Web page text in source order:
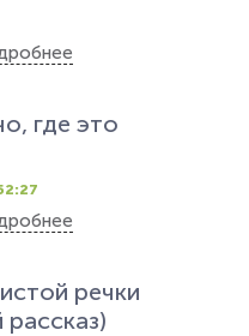
где это
речки